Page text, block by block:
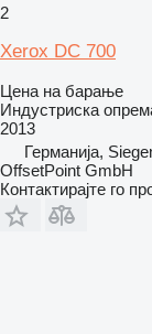
2
Xerox DC 700
Цена на барање
Индустриска
2013
Германија,
OffsetPoint GmbH
Контактирајте го